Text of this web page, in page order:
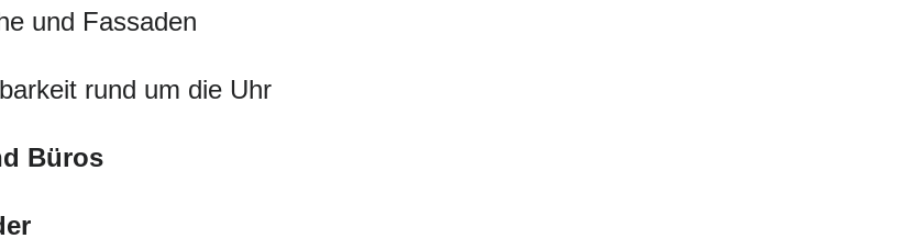
und Fassaden
rund um die Uhr
Büros